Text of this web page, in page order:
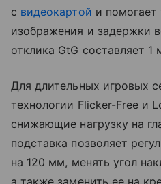
с видеокартой и
изображения и задержки
отклика GtG составляет 1
Для длительных игровых
технологии Flicker-Free и
снижающие нагрузку на
подставка позволяет
на 120 мм, менять угол
а также заменить ее на